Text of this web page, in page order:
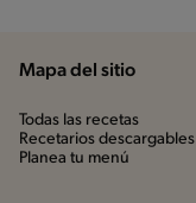
Mapa del sitio
Todas las recetas
Recetarios descargables
Planea tu menú